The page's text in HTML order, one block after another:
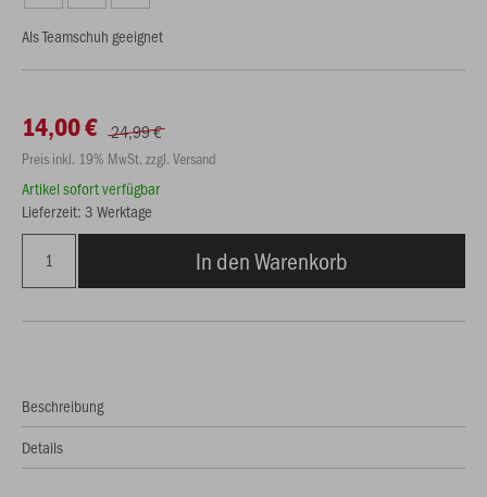
Als Teamschuh geeignet
14,00 € 24,99 €
Preis inkl. 19% MwSt. zzgl. Versand
Artikel sofort verfügbar
Lieferzeit: 3 Werktage
In den Warenkorb
Beschreibung
Details